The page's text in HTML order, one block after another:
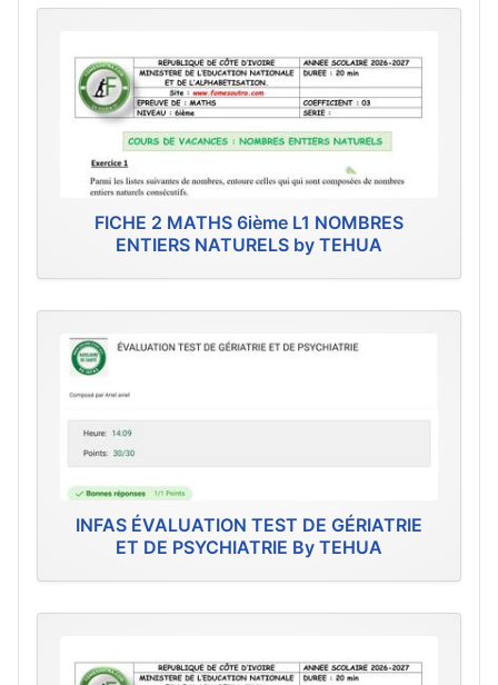
FICHE 2 MATHS 6ième L1 NOMBRES
ENTIERS NATURELS by TEHUA
INFAS ÉVALUATION TEST DE GÉRIATRIE
ET DE PSYCHIATRIE By TEHUA